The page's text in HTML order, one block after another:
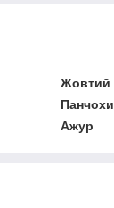
Жовтий
Панчохи
Ажур